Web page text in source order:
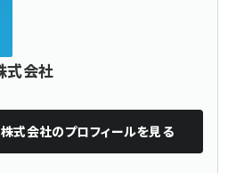
式会社
式会社のプロフィールを見る